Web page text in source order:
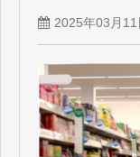
2025年03月11